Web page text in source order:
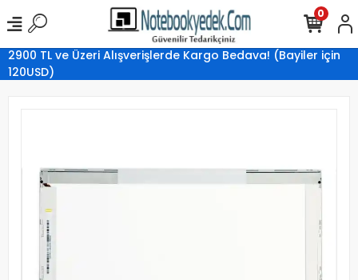
2900 TL ve Üzeri Alışverişlerde Kargo Bedava! (Bayiler için
120USD)
0